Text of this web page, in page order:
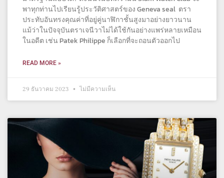
พาทุกท่านไปเรียนรู้ประวัติศาสตร์ของ Geneva seal ตรา
ประทับอันทรงคุณค่าที่อยู่คู่นาฬิกาชั้นสูงมาอย่างยาวนาน
แม้ว่าในปัจจุบันตราเจนีวาไม่ได้ใช้กันอย่างแพร่หลายเหมือน
ในอดีต เช่น Patek Philippe ก็เลือกที่จะถอนตัวออกไป
READ MORE »
29 ธันวาคม 2023 ไม่มีความเห็น